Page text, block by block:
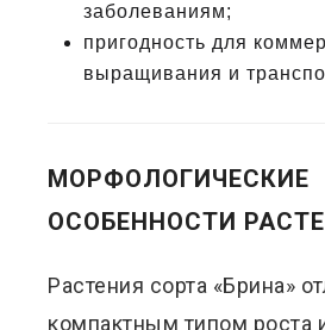
заболеваниям;
пригодность для
выращивания и
МОРФОЛОГИЧЕСКИЕ
ОСОБЕННОСТИ
Растения сорта «Брина»
компактным типом роста